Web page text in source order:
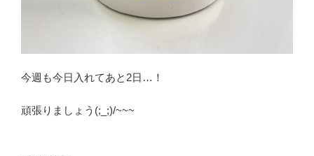
今週も今日入れてあと2日…！
頑張りましょう(;_;)/~~~